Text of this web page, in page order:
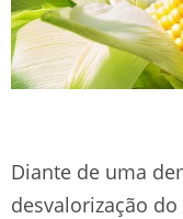
Diante de uma
desvalorização